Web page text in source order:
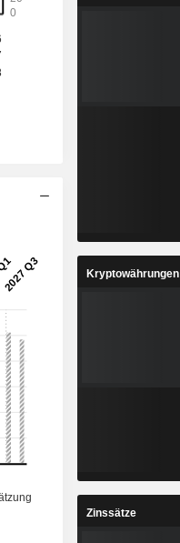
Kryptowährungen
Zinssätze